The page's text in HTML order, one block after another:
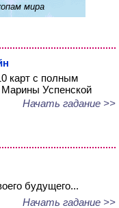
мира
карт с полным
Марины Успенской
Начать гадание >>
будущего...
Начать гадание >>